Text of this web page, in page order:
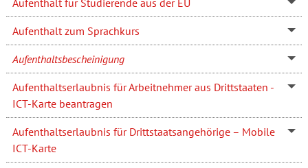
Aufenthalt zum Sprachkurs
Aufenthaltsbescheinigung
Aufenthaltserlaubnis für Arbeitnehmer aus Drittstaaten -
ICT-Karte beantragen
Aufenthaltserlaubnis für Drittstaatsangehörige – Mobile
ICT-Karte